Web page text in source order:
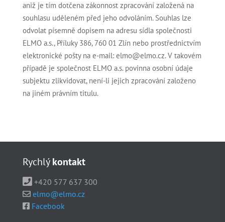
aniž je tím dotčena zákonnost zpracování založená na
souhlasu uděleném před jeho odvoláním. Souhlas lze
odvolat písemně dopisem na adresu sídla společnosti
ELMO a.s., Příluky 386, 760 01 Zlín nebo prostřednictvím
elektronické pošty na e-mail: elmo@elmo.cz. V takovém
případě je společnost ELMO a.s. povinna osobní údaje
subjektu zlikvidovat, není-li jejich zpracování založeno
na jiném právním titulu.
Rychlýkontakt
+420 577 637 300
elmo@elmo.cz
Facebook